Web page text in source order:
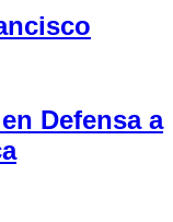
Defensa a